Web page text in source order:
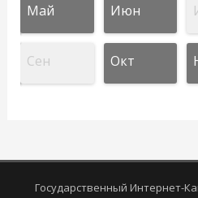
Май Июн
Сен Окт
Государственный Интернет-